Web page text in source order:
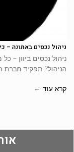
ניהול נכסים באתונה
ניהול נכסים ביוון –
הניהול? תפקיד חברת
קרא עוד ←